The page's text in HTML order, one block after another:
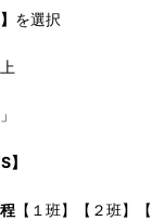
を選択
】
【１班】【２班】